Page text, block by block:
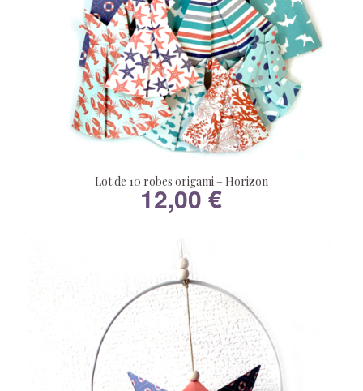
Lot de 10 robes origami – Horizon
12,00€